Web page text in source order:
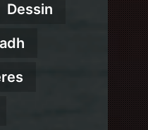
Dessin